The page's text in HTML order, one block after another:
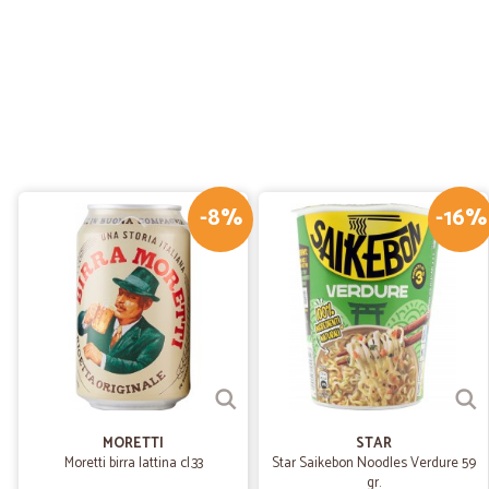
-8%
MORETTI
Moretti birra lattina cl.33
-16%
STAR
Star Saikebon Noodles Verdure 59
gr.